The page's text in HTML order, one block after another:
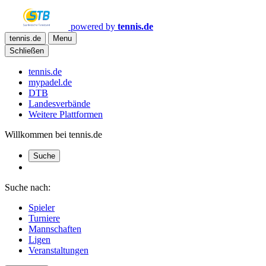
powered by tennis.de
tennis.de
Menu
Schließen
tennis.de
mypadel.de
DTB
Landesverbände
Weitere Plattformen
Willkommen bei tennis.de
Suche
Suche nach:
Spieler
Turniere
Mannschaften
Ligen
Veranstaltungen